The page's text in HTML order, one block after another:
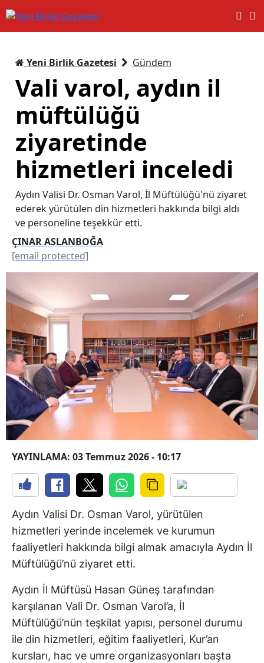
Yeni Birlik Gazetesi Gündem
Vali varol, aydın il
müftülüğü
ziyaretinde
hizmetleri inceledi
Aydın Valisi Dr. Osman Varol, İl Müftülüğü'nü ziyaret
ederek yürütülen din hizmetleri hakkında bilgi aldı
ve personeline teşekkür etti.
ÇINAR ASLANBOĞA
[email protected]
YAYINLAMA: 03 Temmuz 2026 - 10:17
Aydın Valisi Dr. Osman Varol, yürütülen
hizmetleri yerinde incelemek ve kurumun
faaliyetleri hakkında bilgi almak amacıyla Aydın İl
Müftülüğü’nü ziyaret etti.
Aydın İl Müftüsü Hasan Güneş tarafından
karşılanan Vali Dr. Osman Varol’a, İl
Müftülüğü’nün teşkilat yapısı, personel durumu
ile din hizmetleri, eğitim faaliyetleri, Kur’an
kursları, hac ve umre organizasyonları başta